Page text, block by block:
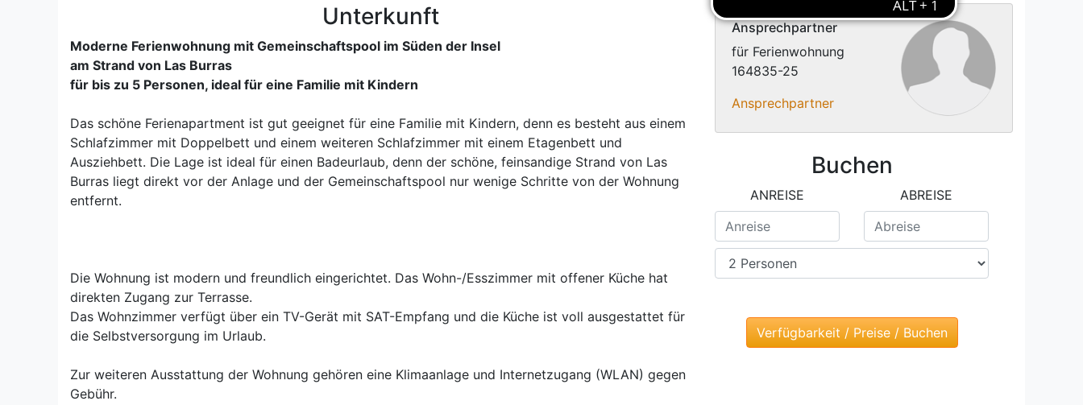
Unterkunft
Moderne Ferienwohnung mit Gemeinschaftspool im Süden der Insel
am Strand von Las Burras
für bis zu 5 Personen, ideal für eine Familie mit Kindern
Das schöne Ferienapartment ist gut geeignet für eine Familie mit Kindern, denn es besteht aus einem
Schlafzimmer mit Doppelbett und einem weiteren Schlafzimmer mit einem Etagenbett und
Ausziehbett. Die Lage ist ideal für einen Badeurlaub, denn der schöne, feinsandige Strand von Las
Burras liegt direkt vor der Anlage und der Gemeinschaftspool nur wenige Schritte von der Wohnung
entfernt.
Die Wohnung ist modern und freundlich eingerichtet. Das Wohn-/Esszimmer mit offener Küche hat
direkten Zugang zur Terrasse.
Das Wohnzimmer verfügt über ein TV-Gerät mit SAT-Empfang und die Küche ist voll ausgestattet für
die Selbstversorgung im Urlaub.
Zur weiteren Ausstattung der Wohnung gehören eine Klimaanlage und Internetzugang (WLAN) gegen
Gebühr.
Ansprechpartner
für Ferienwohnung
164835-25
Ansprechpartner
Buchen
ANREISE ABREISE